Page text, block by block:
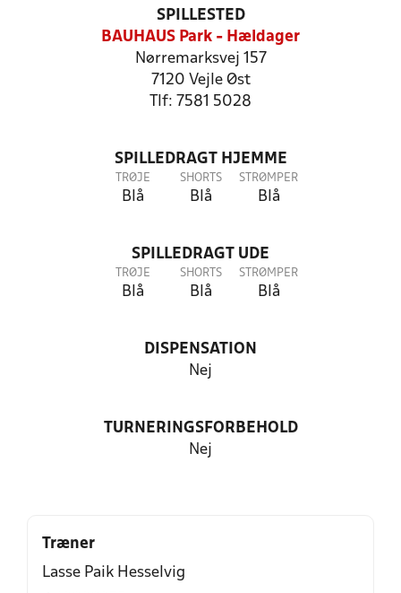
SPILLESTED
BAUHAUS Park - Hældager
Nørremarksvej 157
7120 Vejle Øst
Tlf: 7581 5028
SPILLEDRAGT HJEMME
TRØJE
Blå
SHORTS
Blå
STRØMPER
Blå
SPILLEDRAGT UDE
TRØJE
Blå
SHORTS
Blå
STRØMPER
Blå
DISPENSATION
Nej
TURNERINGSFORBEHOLD
Nej
Træner
Lasse Paik Hesselvig